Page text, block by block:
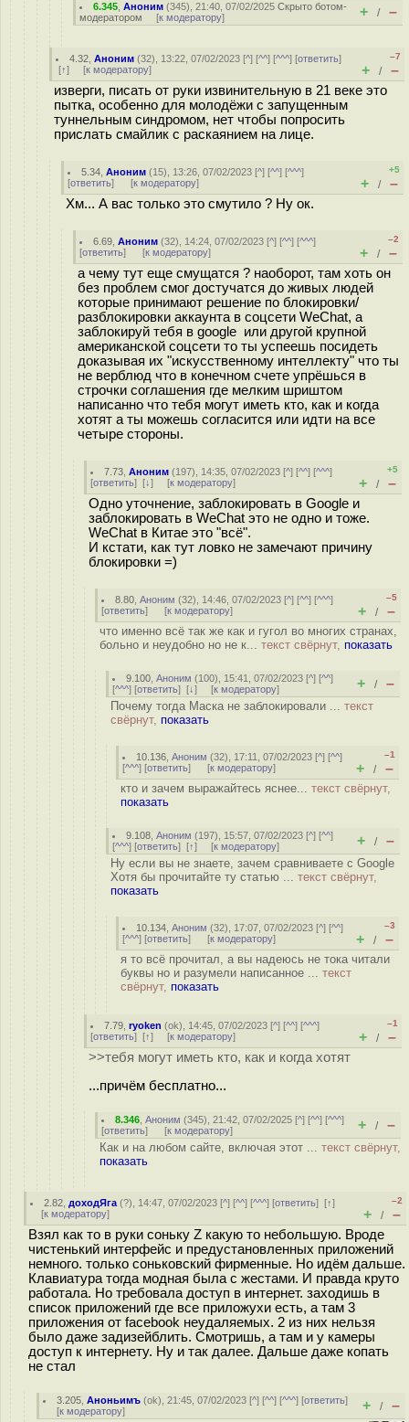
6.345 ,Аноним (345), 21:40, 07/02/2025Скрыто ботом-
модератором [к модератору] + / –
4.32 ,Аноним (32), 13:22, 07/02/2023 [^] [^^] [^^^] [ответить]
[↑] [к модератору]
–7
+ / –
изверги, писать от руки извинительную в 21 веке это
пытка, особенно для молодёжи с запущенным
туннельным синдромом, нет чтобы попросить
прислать смайлик с раскаянием на лице.
5.34 ,Аноним (15), 13:26, 07/02/2023 [^] [^^] [^^^]
[ответить] [к модератору]
+5
+ / –
Хм... А вас только это смутило ? Ну ок.
6.69 ,Аноним (32), 14:24, 07/02/2023 [^] [^^] [^^^]
[ответить] [к модератору]
–2
+ / –
а чему тут еще смущатся ? наоборот, там хоть он
без проблем смог достучатся до живых людей
которые принимают решение по блокировки/
разблокировки аккаунта в соцсети WeChat, а
заблокируй тебя в google или другой крупной
американской соцсети то ты успеешь посидеть
доказывая их "искусственному интеллекту" что ты
не верблюд что в конечном счете упрёшься в
строчки соглашения где мелким шриштом
написанно что тебя могут иметь кто, как и когда
хотят а ты можешь согласится или идти на все
четыре стороны.
7.73 ,Аноним (197), 14:35, 07/02/2023 [^] [^^] [^^^]
[ответить] [↓] [к модератору]
+5
+ / –
Одно уточнение, заблокировать в Google и
заблокировать в WeChat это не одно и тоже.
WeChat в Китае это "всё".
И кстати, как тут ловко не замечают причину
блокировки =)
8.80 ,Аноним (32), 14:46, 07/02/2023 [^] [^^] [^^^]
[ответить] [к модератору]
–5
+ / –
что именно всё так же как и гугол во многих странах,
больно и неудобно но не к... текст свёрнут, показать
9.100 ,Аноним (100), 15:41, 07/02/2023 [^] [^^]
[^^^] [ответить] [↓] [к модератору] + / –
Почему тогда Маска не заблокировали ... текст
свёрнут, показать
10.136 ,Аноним (32), 17:11, 07/02/2023 [^] [^^]
[^^^] [ответить] [к модератору]
–1
+ / –
кто и зачем выражайтесь яснее... текст свёрнут,
показать
9.108 ,Аноним (197), 15:57, 07/02/2023 [^] [^^]
[^^^] [ответить] [↑] [к модератору] + / –
Ну если вы не знаете, зачем сравниваете с Google
Хотя бы прочитайте ту статью ... текст свёрнут,
показать
10.134 ,Аноним (32), 17:07, 07/02/2023 [^] [^^]
[^^^] [ответить] [к модератору]
–3
+ / –
я то всё прочитал, а вы надеюсь не тока читали
буквы но и разумели написанное ... текст
свёрнут, показать
7.79 ,ryoken (ok), 14:45, 07/02/2023 [^] [^^] [^^^]
[ответить] [↑] [к модератору]
–1
+ / –
>>тебя могут иметь кто, как и когда хотят
...причём бесплатно...
8.346 ,Аноним (345), 21:42, 07/02/2025 [^] [^^] [^^^]
[ответить] [к модератору] + / –
Как и на любом сайте, включая этот ... текст свёрнут,
показать
2.82 доходЯга (?), 14:47, 07/02/2023 [^] [^^] [^^^] [ответить][↑]
[к модератору]
–2
+ / –
Взял как то в руки соньку Z какую то небольшую. Вроде
чистенький интерфейс и предустановленных приложений
немного. только соньковский фирменные. Но идём дальше.
Клавиатура тогда модная была с жестами. И правда круто
работала. Но требовала доступ в интернет. заходишь в
список приложений где все приложухи есть, а там 3
приложения от facebook неудаляемых. 2 из них нельзя
было даже задизейблить. Смотришь, а там и у камеры
доступ к интернету. Ну и так далее. Дальше даже копать
не стал
3.205 ,Аноньимъ (ok), 21:45, 07/02/2023 [^] [^^] [^^^] [ответить]
[к модератору] + / –